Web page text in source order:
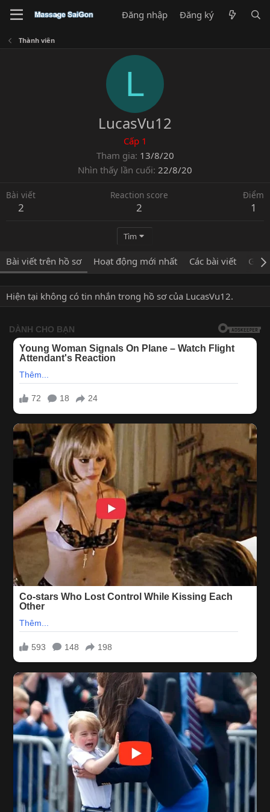
Đăng nhập Đăng ký
Thành viên
L
LucasVu12
Cấp 1
Tham gia 13/8/20
Nhìn thấy lần cuối 22/8/20
Bài viết
2
Reaction score
2
Điểm
1
Tìm
Bài viết trên hồ sơ Hoạt động mới nhất Các bài viết Giới
Hiện tại không có tin nhắn trong hồ sơ của LucasVu12.